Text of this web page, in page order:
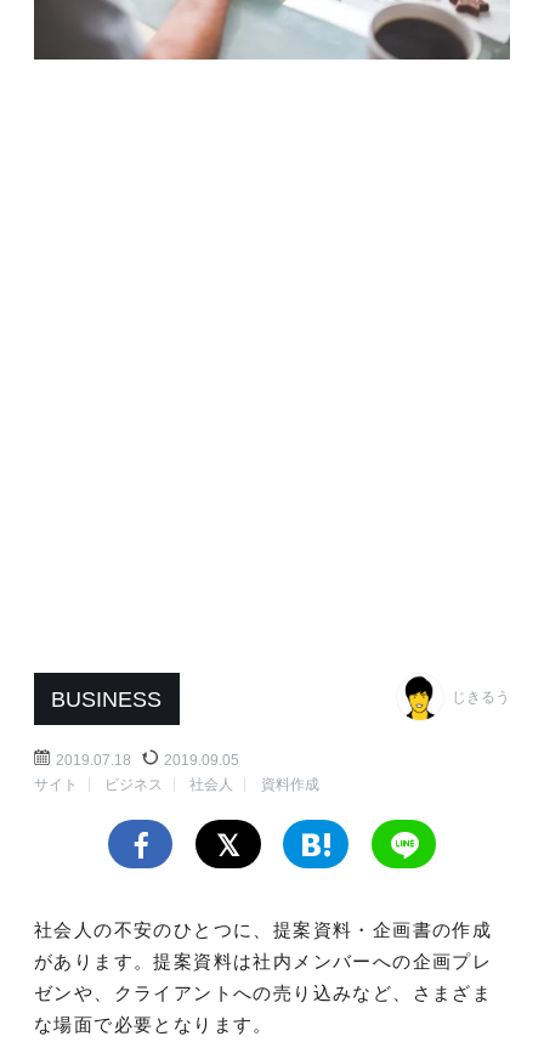
BUSINESS じきるう
2019.07.18
2019.09.05
サイト
ビジネス 社会人 資料作成
社会人の不安のひとつに、提案資料・企画書の作成
があります。提案資料は社内メンバーへの企画プレ
ゼンや、クライアントへの売り込みなど、さまざま
な場面で必要となります。